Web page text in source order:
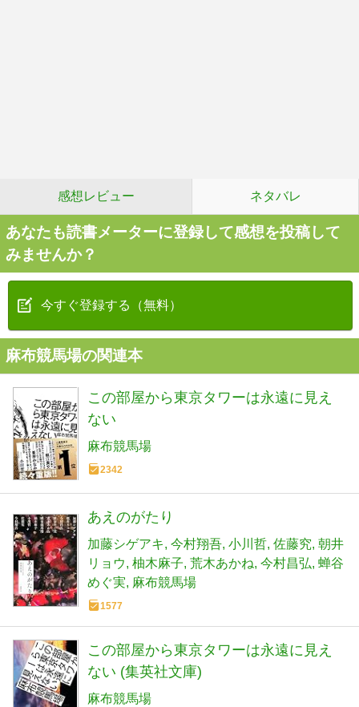
感想レビュー ネタバレ
あなたも読書メーターに登録して感想を投稿して
みませんか？
今すぐ登録する（無料）
麻布競馬場の関連本
この部屋から東京タワーは永遠に見え
ない
麻布競馬場
2342
あえのがたり
加藤シゲアキ 今村翔吾 小川哲 佐藤究 朝井
リョウ 柚木麻子 荒木あかね 今村昌弘 蝉谷
めぐ実 麻布競馬場
1577
この部屋から東京タワーは永遠に見え
ない (集英社文庫)
麻布競馬場